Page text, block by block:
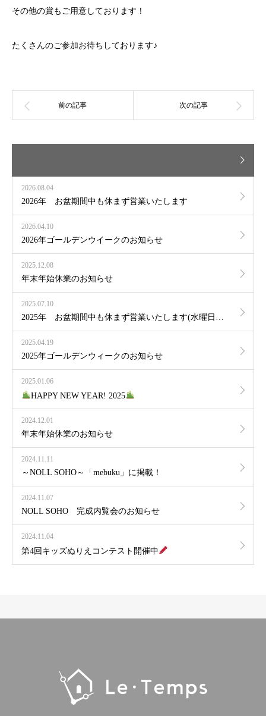
その他の賞もご用意しております！
たくさんのご参加お待ちしております♪
2026.08.04
2026年 お盆期間中も休まず営業いたします
2026.04.10
2026年ゴールデンウイークのお知らせ
2025.12.08
年末年始休業のお知らせ
2025.07.10
2025.04.19
2025年ゴールデンウィークのお知らせ
2025.01.06
HAPPY NEW YEAR! 2025
2024.12.01
年末年始休業のお知らせ
2024.11.11
～NOLL SOHO～「mebuku」に掲載！
2024.11.07
NOLL SOHO 完成内覧会のお知らせ
2024.11.04
第4回キッズぬりえコンテスト開催中